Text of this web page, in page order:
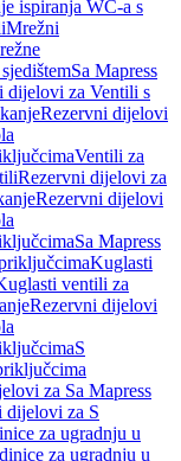
ispiranja WC-a s
Mrežni
Sa Mapress
dijelovi za Ventili s
Rezervni dijelovi
Ventili za
Rezervni dijelovi za
Rezervni dijelovi
Sa Mapress
Kuglasti
ventili za
Rezervni dijelovi
S
za Sa Mapress
dijelovi za S
za ugradnju u
za ugradnju u